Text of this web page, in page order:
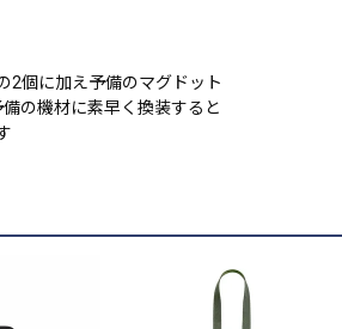
2個に加え予備のマグドット
の機材に素早く換装すると